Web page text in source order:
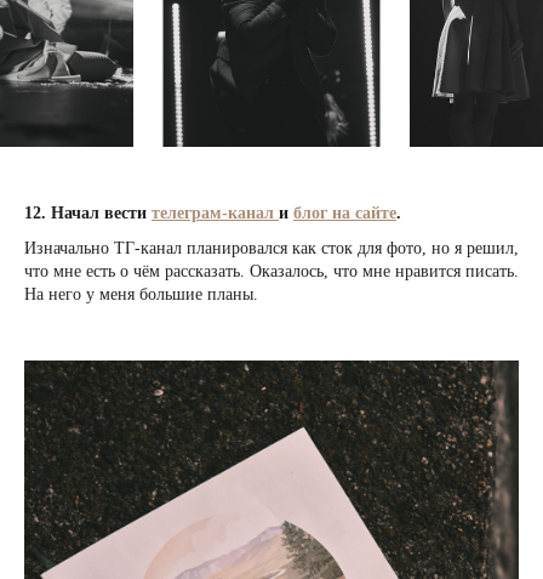
12. Начал вести телеграм-канал и блог на сайте.
Изначально ТГ-канал планировался как сток для фото, но я решил,
что мне есть о чём рассказать. Оказалось, что мне нравится писать.
На него у меня большие планы.